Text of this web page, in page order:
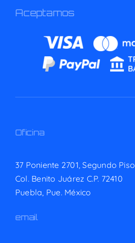
Aceptamos
Oficina
37 Poniente 2701, Segundo Piso
Col. Benito Juárez C.P. 72410
Puebla, Pue. México
email